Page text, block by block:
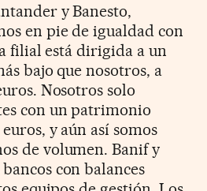
y Banesto,
en pie de igualdad con
filial está dirigida a un
bajo que nosotros, a
Nosotros solo
con un patrimonio
y aún así somos
de volumen. Banif y
con balances